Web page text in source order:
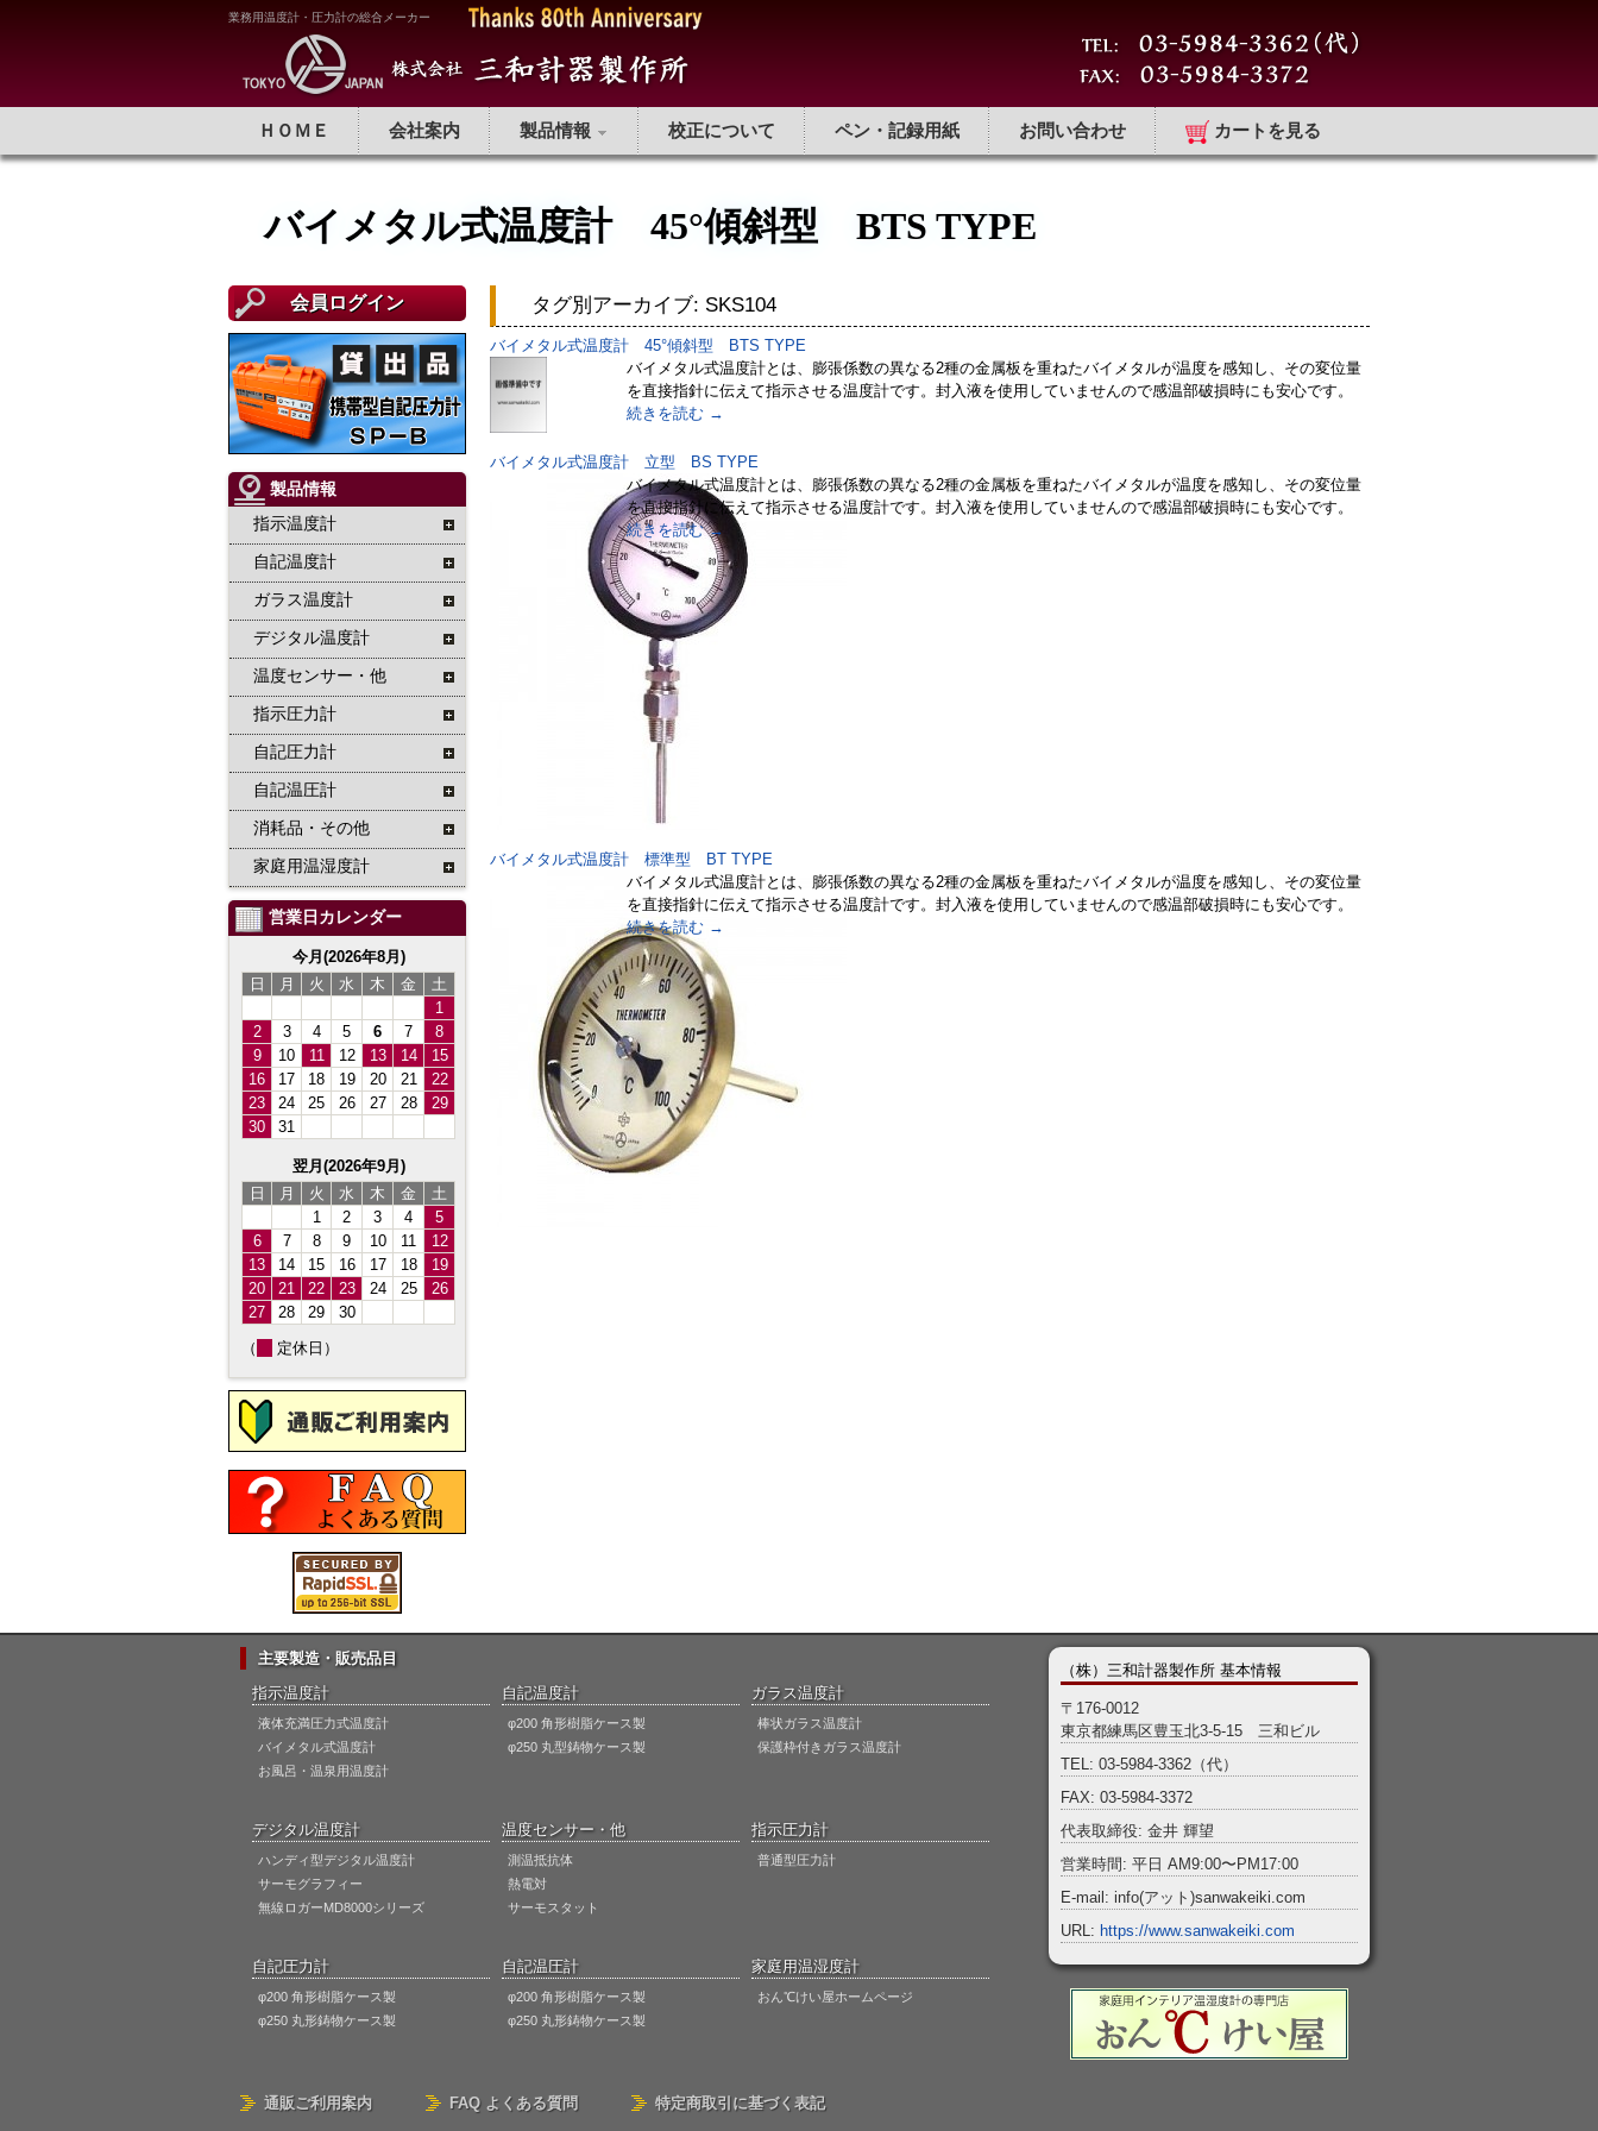
業務用温度計・圧力計の総合メーカー
ＨＯＭＥ 会社案内 製品情報 校正について ペン・記録用紙 お問い合わせ カートを見る
バイメタル式温度計 45°傾斜型 BTS TYPE
会員ログイン
製品情報
指示温度計
自記温度計
ガラス温度計
デジタル温度計
温度センサー・他
指示圧力計
自記圧力計
自記温圧計
消耗品・その他
家庭用温湿度計
営業日カレンダー
今月(2026年8月)
日
月 火 水 木 金
土
1
2
3 4 5 6 7
8
9
10 11 12 13 14
15
16
17 18 19 20 21
22
23
24 25 26 27 28
29
30
31
翌月(2026年9月)
日
月 火 水 木 金
土
1
2 3 4
5
6
7 8 9 10 11
12
13
14 15 16 17 18
19
20
21 22 23 24 25
26
27
28 29
30
（
定休日）
タグ別アーカイブ: SKS104
バイメタル式温度計 45°傾斜型 BTS TYPE
バイメタル式温度計とは、膨張係数の異なる2種の金属板を重ねたバイメタルが温度を感知し、その変位量
を直接指針に伝えて指示させる温度計です。封入液を使用していませんので感温部破損時にも安心です。
続きを読む →
バイメタル式温度計 立型 BS TYPE
バイメタル式温度計とは、膨張係数の異なる2種の金属板を重ねたバイメタルが温度を感知し、その変位量
を直接指針に伝えて指示させる温度計です。封入液を使用していませんので感温部破損時にも安心です。
続きを読む→
バイメタル式温度計 標準型 BT TYPE
バイメタル式温度計とは、膨張係数の異なる2種の金属板を重ねたバイメタルが温度を感知し、その変位量
を直接指針に伝えて指示させる温度計です。封入液を使用していませんので感温部破損時にも安心です。
続きを読む →
主要製造・販売品目
指示温度計
液体充満圧力式温度計
バイメタル式温度計
お風呂・温泉用温度計
自記温度計
φ200 角形樹脂ケース製
φ250 丸型鋳物ケース製
ガラス温度計
棒状ガラス温度計
保護枠付きガラス温度計
デジタル温度計
ハンディ型デジタル温度計
サーモグラフィー
無線ロガーMD8000シリーズ
温度センサー・他
測温抵抗体
熱電対
サーモスタット
指示圧力計
普通型圧力計
自記圧力計
φ200 角形樹脂ケース製
φ250 丸形鋳物ケース製
自記温圧計
φ200 角形樹脂ケース製
φ250 丸形鋳物ケース製
家庭用温湿度計
おん℃けい屋ホームページ
通販ご利用案内 FAQ よくある質問 特定商取引に基づく表記
（株）三和計器製作所 基本情報
〒176-0012
東京都練馬区豊玉北3-5-15 三和ビル
TEL: 03-5984-3362（代）
FAX: 03-5984-3372
代表取締役: 金井 輝望
営業時間: 平日 AM9:00〜PM17:00
E-mail: info(アット)sanwakeiki.com
URL: https://www.sanwakeiki.com